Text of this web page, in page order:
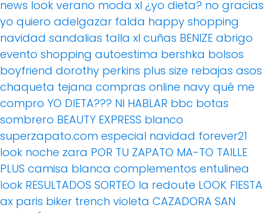
news look verano moda xl ¿yo dieta? no gracias
yo quiero adelgazar falda happy shopping
navidad sandalias talla xl cuñas BENIZE abrigo
evento shopping autoestima bershka bolsos
boyfriend dorothy perkins plus size rebajas asos
chaqueta tejana compras online navy qué me
compro YO DIETA??? NI HABLAR bbc botas
sombrero BEAUTY EXPRESS blanco
superzapato.com especial navidad forever21
look noche zara POR TU ZAPATO MA-TO TAILLE
PLUS camisa blanca complementos entulinea
look RESULTADOS SORTEO la redoute LOOK FIESTA
ax paris biker trench violeta CAZADORA SAN